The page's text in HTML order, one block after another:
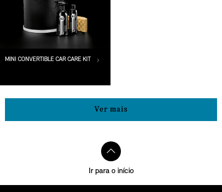
MINI CONVERTIBLE CAR CARE KIT
Ver mais
Ir para o início